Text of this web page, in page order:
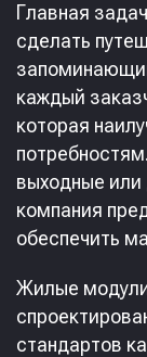
Главная
сделать
каждый
которая
выходные или
компания
обеспечить
Жилые
стандартов